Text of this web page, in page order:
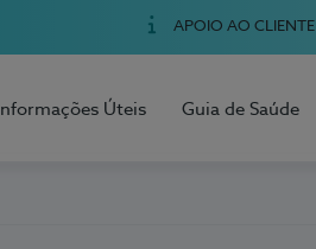
APOIO AO CLIENTE
Informações Úteis Guia de Saúde